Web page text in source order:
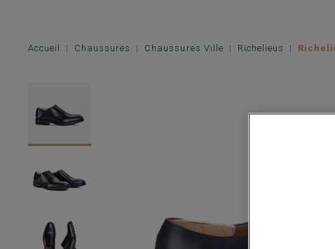
Accueil Chaussures Chaussures Ville Richelieus